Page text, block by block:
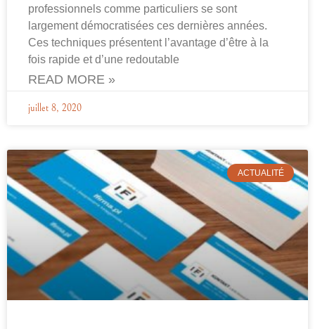
professionnels comme particuliers se sont
largement démocratisées ces dernières années.
Ces techniques présentent l’avantage d’être à la
fois rapide et d’une redoutable
READ MORE »
juillet 8, 2020
ACTUALITÉ